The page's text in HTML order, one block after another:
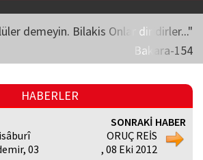
demeyin. Bilakis Onlar diridirler..."
Bakara-154
HABERLER
03
SONRAKİ HABER
ORUÇ REİS
, 08 Eki 2012